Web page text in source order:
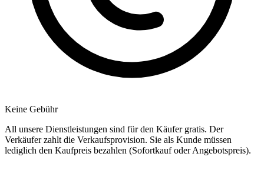
Keine Gebühr
All unsere Dienstleistungen sind für den Käufer gratis. Der
Verkäufer zahlt die Verkaufsprovision. Sie als Kunde müssen
lediglich den Kaufpreis bezahlen (Sofortkauf oder Angebotspreis).